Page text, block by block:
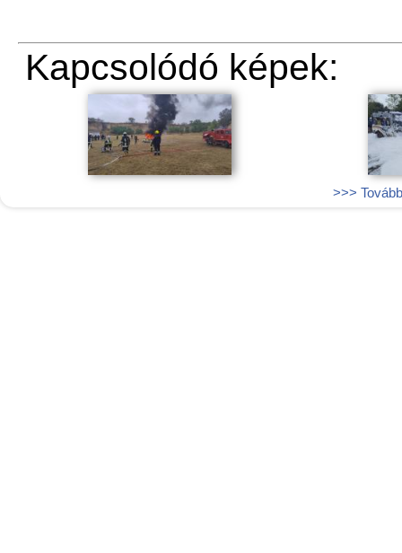
Kapcsolódó képek:
>>>